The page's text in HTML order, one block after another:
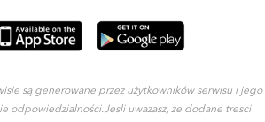
są generowane przez użytkowników serwisu i jego
odpowiedzialności.Jesli uwazasz, ze dodane tresci